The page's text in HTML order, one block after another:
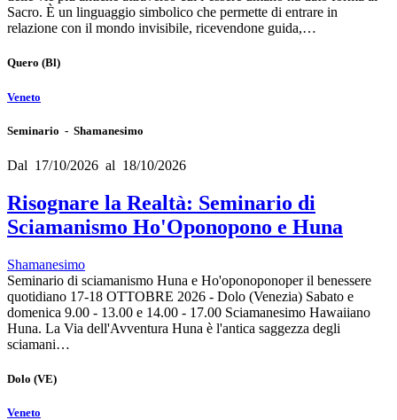
Sacro. È un linguaggio simbolico che permette di entrare in
relazione con il mondo invisibile, ricevendone guida,…
Quero (Bl)
Veneto
Seminario - Shamanesimo
Dal 17/10/2026 al 18/10/2026
Risognare la Realtà: Seminario di
Sciamanismo Ho'Oponopono e Huna
Shamanesimo
Seminario di sciamanismo Huna e Ho'oponoponoper il benessere
quotidiano 17-18 OTTOBRE 2026 - Dolo (Venezia) Sabato e
domenica 9.00 - 13.00 e 14.00 - 17.00 Sciamanesimo Hawaiiano
Huna. La Via dell'Avventura Huna è l'antica saggezza degli
sciamani…
Dolo (VE)
Veneto